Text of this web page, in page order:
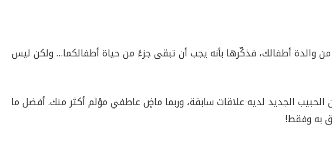
والدة أطفالك، فذكّرها بأنه يجب أن تبقى جزءً من حياة أطفالكما… ولكن ليس
الجديد لديه علاقات سابقة، وربما ماضٍ عاطفي مؤلم أكثر منك. أفضل ما
به وفقط!